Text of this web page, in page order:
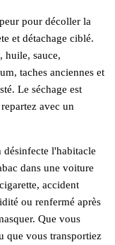
pour décoller la
et détachage ciblé.
huile, sauce,
taches anciennes et
Le séchage est
avec un
désinfecte l'habitacle
dans une voiture
accident
ou renfermé après
Que vous
que vous transportiez